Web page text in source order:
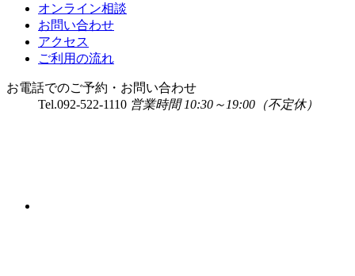
オンライン相談
お問い合わせ
アクセス
ご利用の流れ
お電話でのご予約・お問い合わせ
Tel.092-522-1110 営業時間 10:30～19:00（不定休）